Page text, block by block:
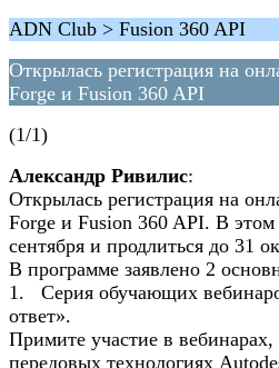
ADN Club > Fusion 360 API
Открылась регистрация на
Forge и Fusion 360 API
(1/1)
Александр Ривилис:
Открылась регистрация на
Forge и Fusion 360 API. В этом
сентября и продлиться до 31
В программе заявлено 2
1. Серия обучающих
ответ».
Примите участие в
передовых технологиях